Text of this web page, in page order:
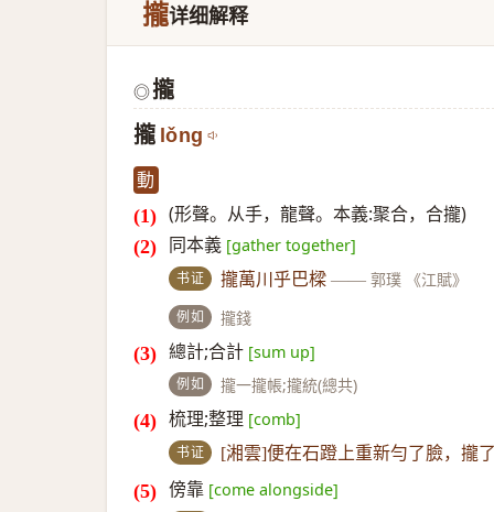
攏详细解释
◎攏
攏 lǒng
動
(形聲。从手，龍聲。本義:聚合，合攏)
同本義 [gather together]
书证 攏萬川乎巴樑 —— 郭璞 《江賦》
例如 攏錢
總計;合計 [sum up]
例如 攏一攏帳;攏統(總共)
梳理;整理 [comb]
书证 [湘雲]便在石蹬上重新勻了臉，攏
傍靠 [come alongside]